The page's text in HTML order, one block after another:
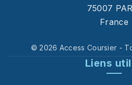
75007
France
© 2026 Access Coursier -
Liens